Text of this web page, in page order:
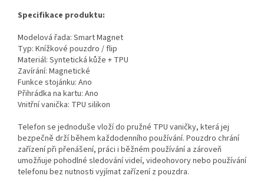
Specifikace produktu:
Modelová řada: Smart Magnet
Typ: Knížkové pouzdro / flip
Materiál: Syntetická kůže + TPU
Zavírání: Magnetické
Funkce stojánku: Ano
Přihrádka na kartu: Ano
Vnitřní vanička: TPU silikon
Telefon se jednoduše vloží do pružné TPU vaničky, která jej
bezpečně drží během každodenního používání. Pouzdro chrání
zařízení při přenášení, práci i běžném používání a zároveň
umožňuje pohodlné sledování videí, videohovory nebo používání
telefonu bez nutnosti vyjímat zařízení z pouzdra.